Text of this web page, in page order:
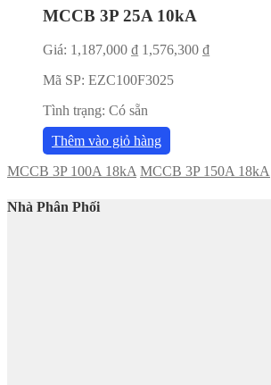
MCCB 3P 25A 10kA
Giá: 1,187,000 ₫ 1,576,300 ₫
Mã SP: EZC100F3025
Tình trạng: Có sẵn
Thêm vào giỏ hàng
MCCB 3P 100A 18kA MCCB 3P 150A 18kA
Nhà Phân Phối